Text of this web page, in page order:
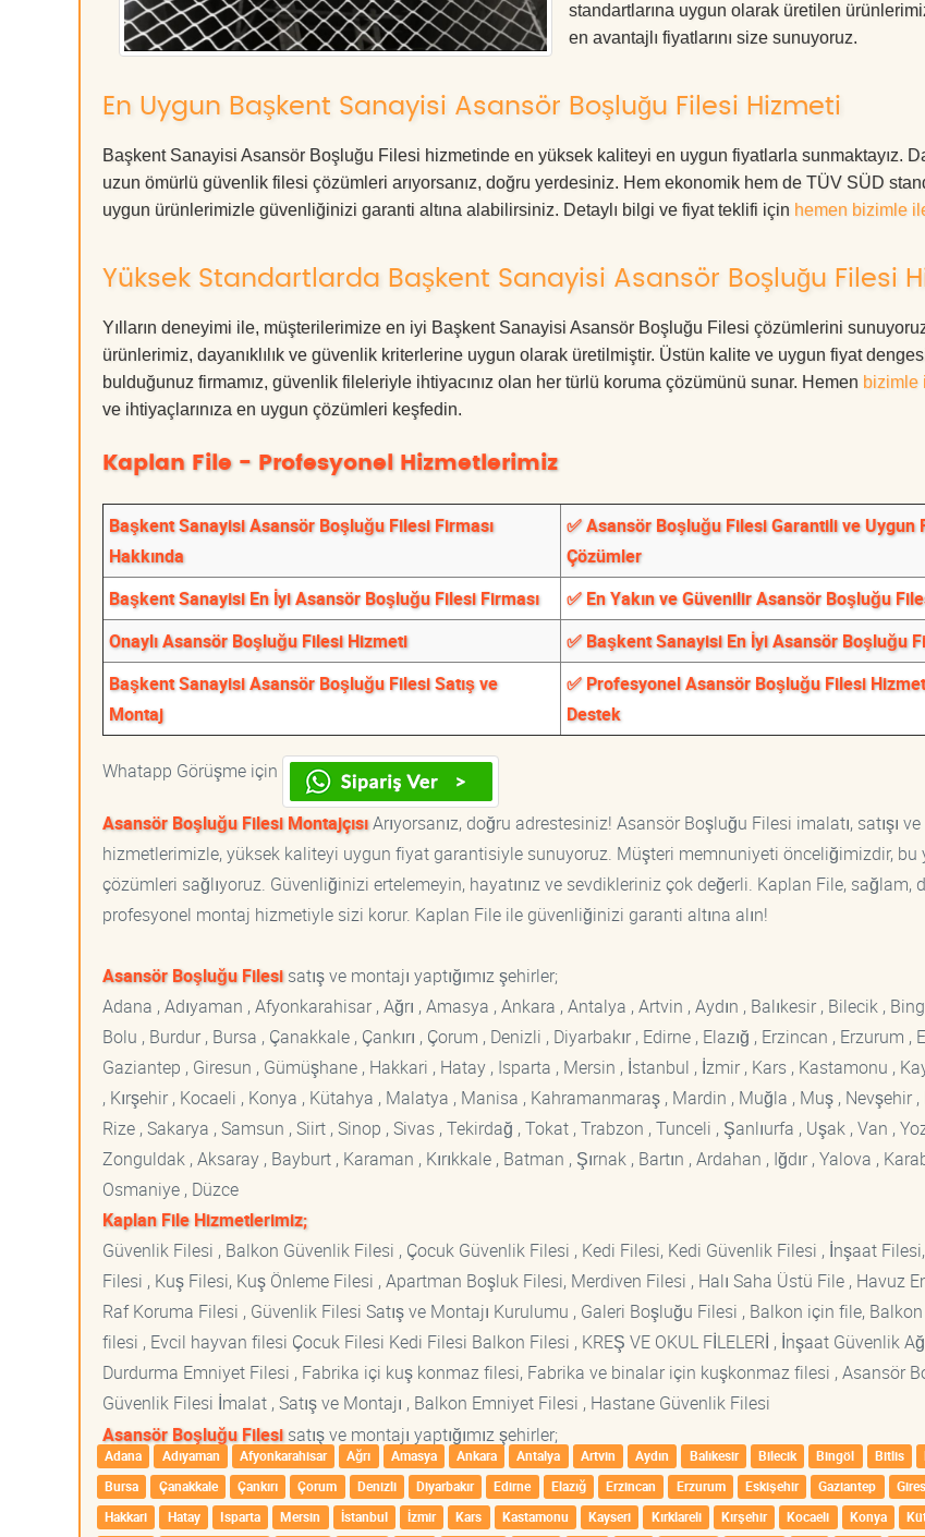
standartlarına uygun olarak üretilen
en avantajlı fiyatlarını size sunuyoruz.
En Uygun Başkent Sanayisi Asansör Boşluğu Filesi Hizmeti
Başkent Sanayisi Asansör Boşluğu Filesi hizmetinde en yüksek kaliteyi en uygun fiyatlarla sunmaktayız.
uzun ömürlü güvenlik filesi çözümleri arıyorsanız, doğru yerdesiniz. Hem ekonomik hem de TÜV SÜD
uygun ürünlerimizle güvenliğinizi garanti altına alabilirsiniz. Detaylı bilgi ve fiyat teklifi için hemen bizimle
Yüksek Standartlarda Başkent Sanayisi Asansör Boşluğu Filesi
Yılların deneyimi ile, müşterilerimize en iyi Başkent Sanayisi Asansör Boşluğu Filesi çözümlerini
ürünlerimiz, dayanıklılık ve güvenlik kriterlerine uygun olarak üretilmiştir. Üstün kalite ve uygun fiyat
bulduğunuz firmamız, güvenlik fileleriyle ihtiyacınız olan her türlü koruma çözümünü sunar. Hemen bizimle
ve ihtiyaçlarınıza en uygun çözümleri keşfedin.
Kaplan File - Profesyonel Hizmetlerimiz
Başkent Sanayisi Asansör Boşluğu Filesi Firması
Hakkında
✅ Asansör Boşluğu Filesi Garantili ve Uygun
Çözümler
Başkent Sanayisi En İyi Asansör Boşluğu Filesi Firması
✅ En Yakın ve Güvenilir Asansör Boşluğu
Onaylı Asansör Boşluğu Filesi Hizmeti
✅ Başkent Sanayisi En İyi Asansör Boşluğu
Başkent Sanayisi Asansör Boşluğu Filesi Satış ve
Montaj
✅ Profesyonel Asansör Boşluğu Filesi
Destek
Whatapp Görüşme için
Asansör Boşluğu Filesi MontajçısıArıyorsanız, doğru adrestesiniz! Asansör Boşluğu Filesi imalatı, satışı ve
hizmetlerimizle, yüksek kaliteyi uygun fiyat garantisiyle sunuyoruz. Müşteri memnuniyeti önceliğimizdir, bu
çözümleri sağlıyoruz. Güvenliğinizi ertelemeyin, hayatınız ve sevdikleriniz çok değerli. Kaplan File, sağlam,
profesyonel montaj hizmetiyle sizi korur. Kaplan File ile güvenliğinizi garanti altına alın!
Asansör Boşluğu Filesisatış ve montajı yaptığımız şehirler;
Adana , Adıyaman , Afyonkarahisar , Ağrı , Amasya , Ankara , Antalya , Artvin , Aydın , Balıkesir , Bilecik ,
Bolu , Burdur , Bursa , Çanakkale , Çankırı , Çorum , Denizli , Diyarbakır , Edirne , Elazığ , Erzincan , Erzurum ,
Gaziantep , Giresun , Gümüşhane , Hakkari , Hatay , Isparta , Mersin , İstanbul , İzmir , Kars , Kastamonu ,
, Kırşehir , Kocaeli , Konya , Kütahya , Malatya , Manisa , Kahramanmaraş , Mardin , Muğla , Muş , Nevşehir ,
Rize , Sakarya , Samsun , Siirt , Sinop , Sivas , Tekirdağ , Tokat , Trabzon , Tunceli , Şanlıurfa , Uşak , Van ,
Zonguldak , Aksaray , Bayburt , Karaman , Kırıkkale , Batman , Şırnak , Bartın , Ardahan , Iğdır , Yalova ,
Osmaniye , Düzce
Kaplan File Hizmetlerimiz;
Güvenlik Filesi , Balkon Güvenlik Filesi , Çocuk Güvenlik Filesi , Kedi Filesi, Kedi Güvenlik Filesi , İnşaat
Filesi , Kuş Filesi, Kuş Önleme Filesi , Apartman Boşluk Filesi, Merdiven Filesi , Halı Saha Üstü File , Havuz
Raf Koruma Filesi , Güvenlik Filesi Satış ve Montajı Kurulumu , Galeri Boşluğu Filesi , Balkon için file,
filesi , Evcil hayvan filesi Çocuk Filesi Kedi Filesi Balkon Filesi , KREŞ VE OKUL FİLELERİ , İnşaat Güvenlik
Durdurma Emniyet Filesi , Fabrika içi kuş konmaz filesi, Fabrika ve binalar için kuşkonmaz filesi , Asansör
Güvenlik Filesi İmalat , Satış ve Montajı , Balkon Emniyet Filesi , Hastane Güvenlik Filesi
Asansör Boşluğu Filesisatış ve montajı yaptığımız şehirler;
Adana Adıyaman Afyonkarahisar Ağrı Amasya Ankara Antalya Artvin Aydın Balıkesir Bilecik Bingöl Bitlis
Bursa
Çanakkale Çankırı Çorum Denizli Diyarbakır Edirne Elazığ Erzincan Erzurum Eskişehir Gaziantep
Hakkari
Hatay Isparta Mersin İstanbul İzmir Kars Kastamonu Kayseri Kırklareli Kırşehir Kocaeli Konya